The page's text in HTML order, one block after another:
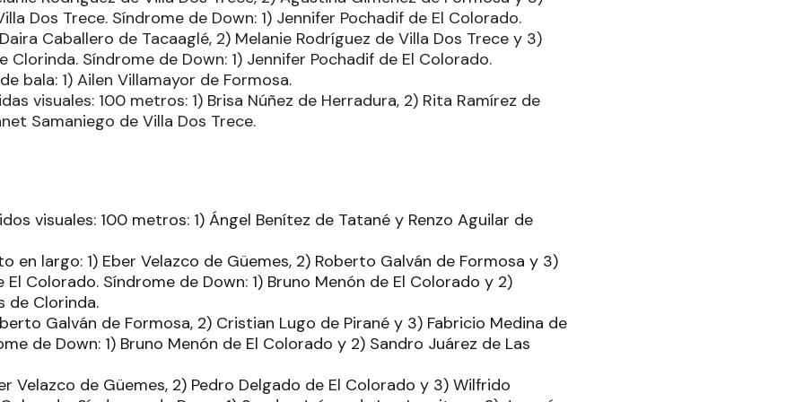
Dos Trece. Síndrome de Down: 1) Jennifer Pochadif de El Colorado.
Caballero de Tacaaglé, 2) Melanie Rodríguez de Villa Dos Trece y 3)
Clorinda. Síndrome de Down: 1) Jennifer Pochadif de El Colorado.
bala: 1) Ailen Villamayor de Formosa.
visuales: 100 metros: 1) Brisa Núñez de Herradura, 2) Rita Ramírez de
Samaniego de Villa Dos Trece.
visuales: 100 metros: 1) Ángel Benítez de Tatané y Renzo Aguilar de
en largo: 1) Eber Velazco de Güemes, 2) Roberto Galván de Formosa y 3)
El Colorado. Síndrome de Down: 1) Bruno Menón de El Colorado y 2)
de Clorinda.
Galván de Formosa, 2) Cristian Lugo de Pirané y 3) Fabricio Medina de
de Down: 1) Bruno Menón de El Colorado y 2) Sandro Juárez de Las
Velazco de Güemes, 2) Pedro Delgado de El Colorado y 3) Wilfrido